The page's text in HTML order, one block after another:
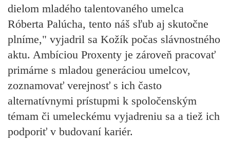
dielom mladého talentovaného umelca
Róberta Palúcha, tento náš sľub aj skutočne
plníme," vyjadril sa Kožík počas slávnostného
aktu. Ambíciou Proxenty je zároveň pracovať
primárne s mladou generáciou umelcov,
zoznamovať verejnosť s ich často
alternatívnymi prístupmi k spoločenským
témam či umeleckému vyjadreniu sa a tiež ich
podporiť v budovaní kariér.